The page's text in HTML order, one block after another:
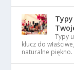
Typy
klucz do
naturalne